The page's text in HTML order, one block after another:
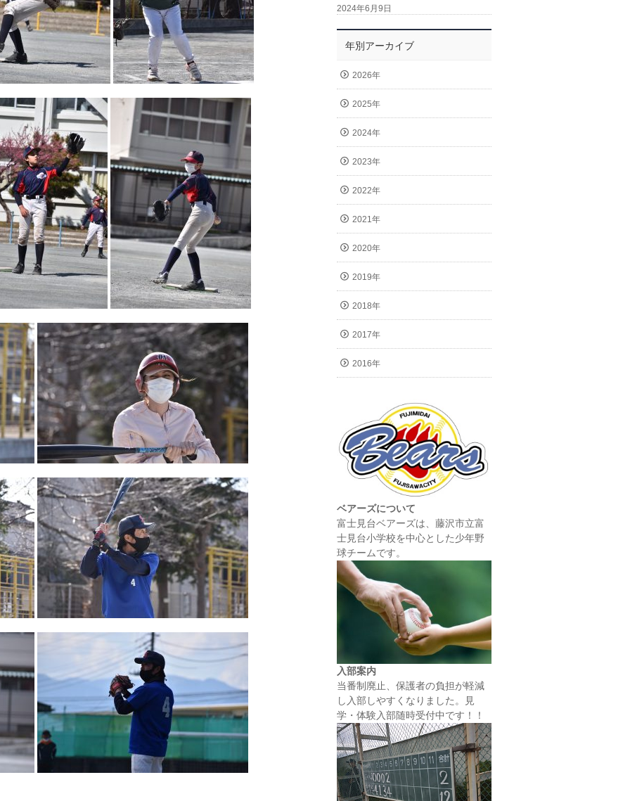
2024年6月9日
年別アーカイブ
2026年
2025年
2024年
2023年
2022年
2021年
2020年
2019年
2018年
2017年
2016年
ベアーズについて
富士見台ベアーズは、藤沢市立富
士見台小学校を中心とした少年野
球チームです。
入部案内
当番制廃止、保護者の負担が軽減
し入部しやすくなりました。見
学・体験入部随時受付中です！！